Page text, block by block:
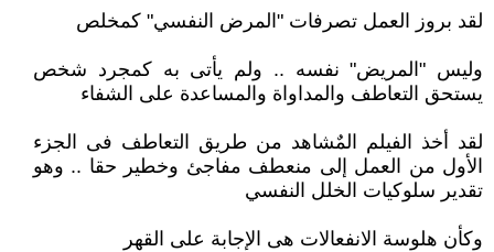
لقد بروز العمل تصرفات "المرض النفسي" كمخلص
وليس "المريض" نفسه .. ولم يأتى به كمجرد شخص
يستحق التعاطف والمداواة والمساعدة على الشفاء
لقد أخذ الفيلم المٌشاهد من طريق التعاطف فى الجزء
الأول من العمل إلى منعطف مفاجئ وخطير حقا .. وهو
تقدير سلوكيات الخلل النفسي
وكأن هلوسة الانفعالات هى الإجابة على القهر